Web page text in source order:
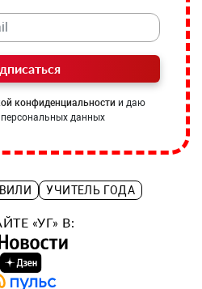
конфиденциальности и даю
персональных данных
УЧИТЕЛЬ ГОДА
«УГ» В: